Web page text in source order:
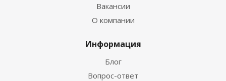
Вакансии
О компании
Информация
Блог
Вопрос-ответ